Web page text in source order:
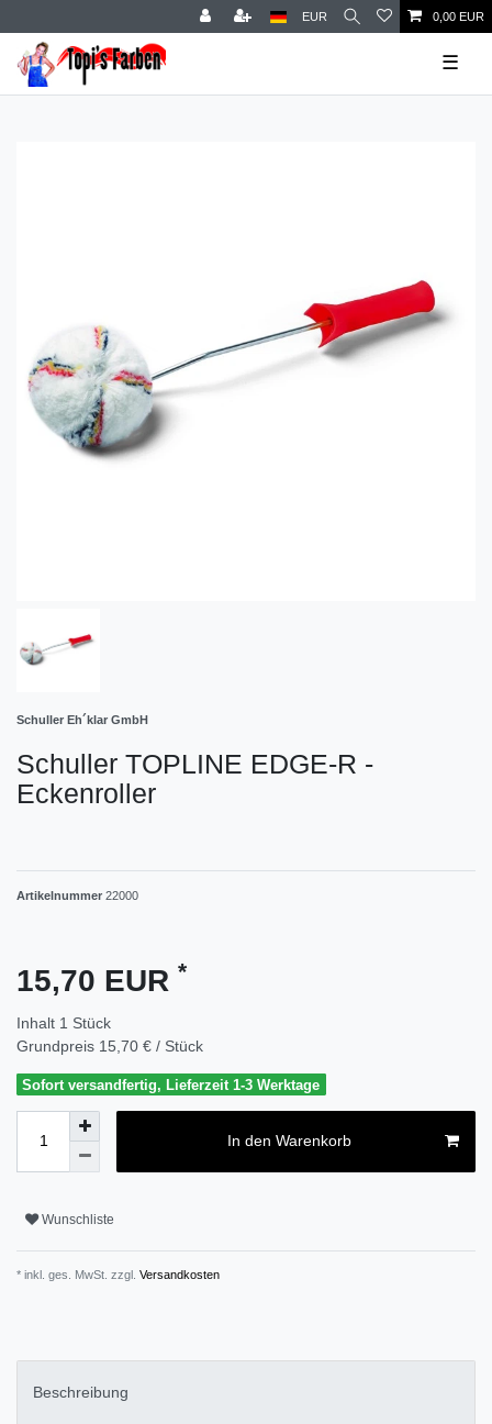
EUR 0,00 EUR
☰
Schuller Eh´klar GmbH
Schuller TOPLINE EDGE-R -
Eckenroller
Artikelnummer 22000
15,70 EUR *
Inhalt 1 Stück
Grundpreis 15,70 € / Stück
Sofort versandfertig, Lieferzeit 1-3 Werktage
In den Warenkorb
Wunschliste
* inkl. ges. MwSt. zzgl. Versandkosten
Beschreibung